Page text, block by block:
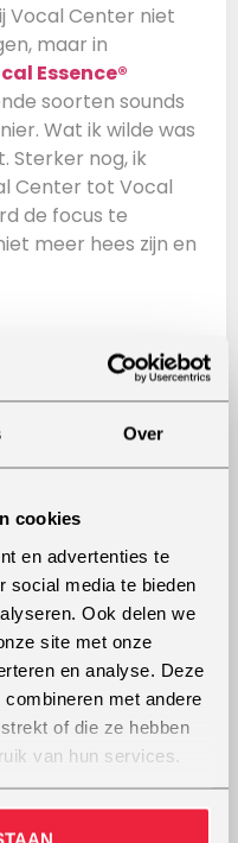
Over
cookies
en advertenties te
social media te bieden
Ook delen we
site met onze
en analyse. Deze
met andere
of die ze hebben
van hun services.
Vocal Center niet
maar in
Essence®
soorten sounds
Wat ik wilde was
Sterker nog, ik
Center tot Vocal
de focus te
meer hees zijn en
en vocal
koorcoachings door
binnen Vocal
opkomen als ik
geloofden dat ik dit
van
ik ruim 3 uur
hees te worden.
Ik leef
Ik zet alles
behalen. Van een
van hoge noten;